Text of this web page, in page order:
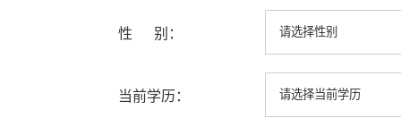
性 别：
当前学历：